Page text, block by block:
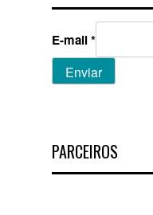
E-mail*
Enviar
PARCEIROS